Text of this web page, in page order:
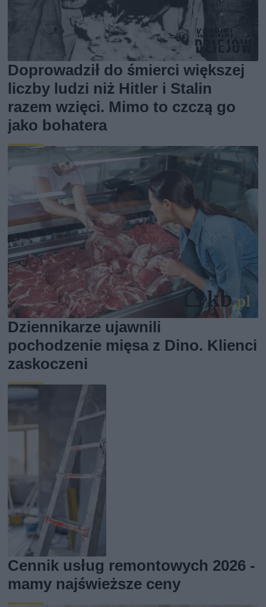
Doprowadził do śmierci większej
liczby ludzi niż Hitler i Stalin
razem wzięci. Mimo to czczą go
jako bohatera
Dziennikarze ujawnili
pochodzenie mięsa z Dino. Klienci
zaskoczeni
Cennik usług remontowych 2026 -
mamy najświeższe ceny